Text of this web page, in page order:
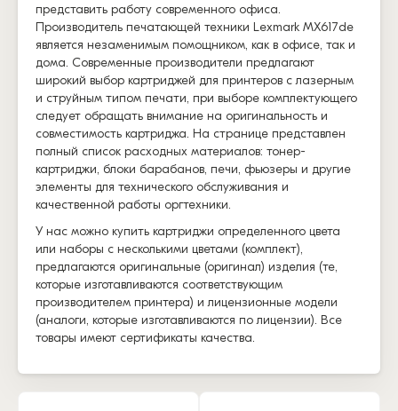
представить работу современного офиса.
Производитель печатающей техники Lexmark MX617de
является незаменимым помощником, как в офисе, так и
дома. Современные производители предлагают
широкий выбор картриджей для принтеров с лазерным
и струйным типом печати, при выборе комплектующего
следует обращать внимание на оригинальность и
совместимость картриджа. На странице представлен
полный список расходных материалов: тонер-
картриджи, блоки барабанов, печи, фьюзеры и другие
элементы для технического обслуживания и
качественной работы оргтехники.
У нас можно купить картриджи определенного цвета
или наборы с несколькими цветами (комплект),
предлагаются оригинальные (оригинал) изделия (те,
которые изготавливаются соответствующим
производителем принтера) и лицензионные модели
(аналоги, которые изготавливаются по лицензии). Все
товары имеют сертификаты качества.